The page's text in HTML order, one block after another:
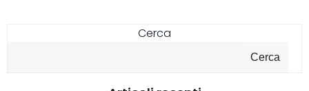
Cerca
Cerca